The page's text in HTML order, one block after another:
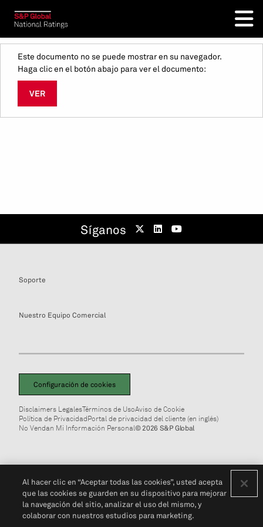
Este documento no se puede mostrar en su navegador.
Haga clic en el botón abajo para ver el documento:
VER
Síganos
Soporte
Nuestro Equipo Comercial
Configuración de cookies
Disclaimers LegalesTérminos de UsoAviso de Cookie
Política de PrivacidadPortal de privacidad del cliente (en inglés)
No Vendan Mi Información Personal© 2026 S&P Global
Al hacer clic en “Aceptar todas las cookies”, usted acepta
que las cookies se guarden en su dispositivo para mejorar
la navegación del sitio, analizar el uso del mismo, y
colaborar con nuestros estudios para marketing.